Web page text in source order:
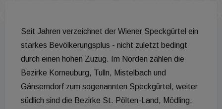
Seit Jahren verzeichnet der Wiener Speckgürtel ein
starkes Bevölkerungsplus - nicht zuletzt bedingt
durch einen hohen Zuzug. Im Norden zählen die
Bezirke Korneuburg, Tulln, Mistelbach und
Gänserndorf zum sogenannten Speckgürtel, weiter
südlich sind die Bezirke St. Pölten-Land, Mödling,